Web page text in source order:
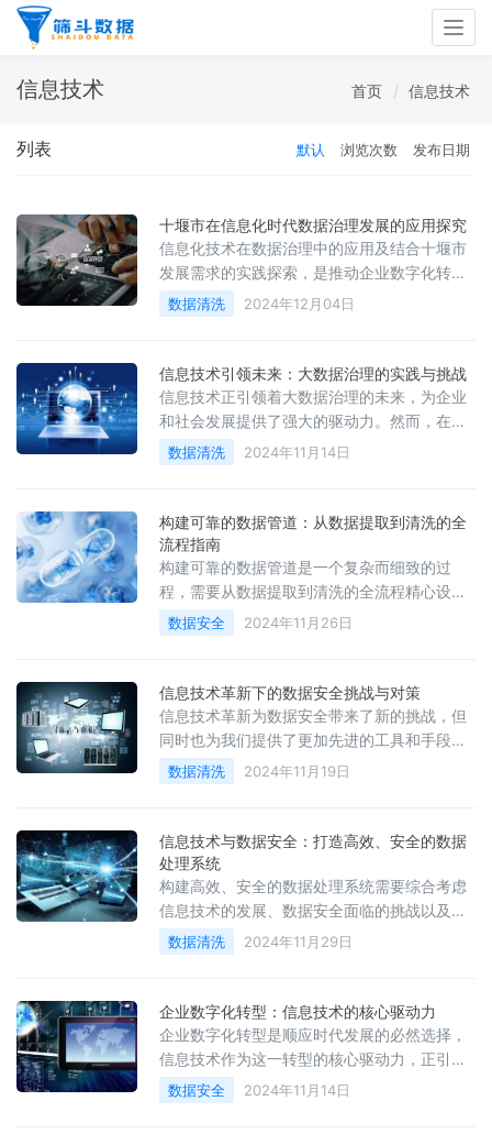
信息技术 首页 信息技术
列表 默认 浏览次数 发布日期
十堰市在信息化时代数据治理发展的应用探究
信息化技术在数据治理中的应用及结合十堰市
发展需求的实践探索，是推动企业数字化转型
和产业升级的重要途径。企业应积极拥抱信息
化技术，深化数据治理，为十堰市的经济发展
数据清洗 2024年12月04日
信息技术引领未来：大数据治理的实践与挑战
信息技术正引领着大数据治理的未来，为企业
和社会发展提供了强大的驱动力。然而，在实
践中，企业仍面临诸多挑战。通过加强数据治
理体系建设、提升数据质量和安全性、加强人
略，企业可以应对这些挑战，实现大数据治理
的可持续发展。只有这样，企业才能在激烈的
市场竞争中立于不败之地，实现数字化转型和
可持续发展。
数据清洗 2024年11月14日
构建可靠的数据管道：从数据提取到清洗的全
流程指南
构建可靠的数据管道是一个复杂而细致的过
程，需要从数据提取到清洗的全流程精心设计
和优化。通过明确数据源、选择合适的提取工
具、实施有效的清洗策略、进行数据转换与聚
自动化和监控，可以构建一个高效、可靠的数
据管道，为企业的数据驱动决策提供坚实的基
础。
数据安全 2024年11月26日
信息技术革新下的数据安全挑战与对策
信息技术革新为数据安全带来了新的挑战，但
同时也为我们提供了更加先进的工具和手段来
应对这些挑战。通过加强技术研发、完善数据
治理体系、提升员工安全意识、加强合规管
与信息共享，我们可以有效保障数据安全，推
动数字经济健康发展。在这个数据为王的时
代，数据安全不仅是企业的生命线，更是国家
安全和社会稳定的重要保障。
数据清洗 2024年11月19日
信息技术与数据安全：打造高效、安全的数据
处理系统
构建高效、安全的数据处理系统需要综合考虑
信息技术的发展、数据安全面临的挑战以及数
据治理的作用。通过实施一系列策略，企业可
以确保数据的准确性、一致性、安全性及可用
实现可持续发展。
数据清洗 2024年11月29日
企业数字化转型：信息技术的核心驱动力
企业数字化转型是顺应时代发展的必然选择，
信息技术作为这一转型的核心驱动力，正引领
着企业走向更加智能、高效、可持续的发展道
路。面对挑战，企业需要积极应对，加强技术
数据安全 2024年11月14日